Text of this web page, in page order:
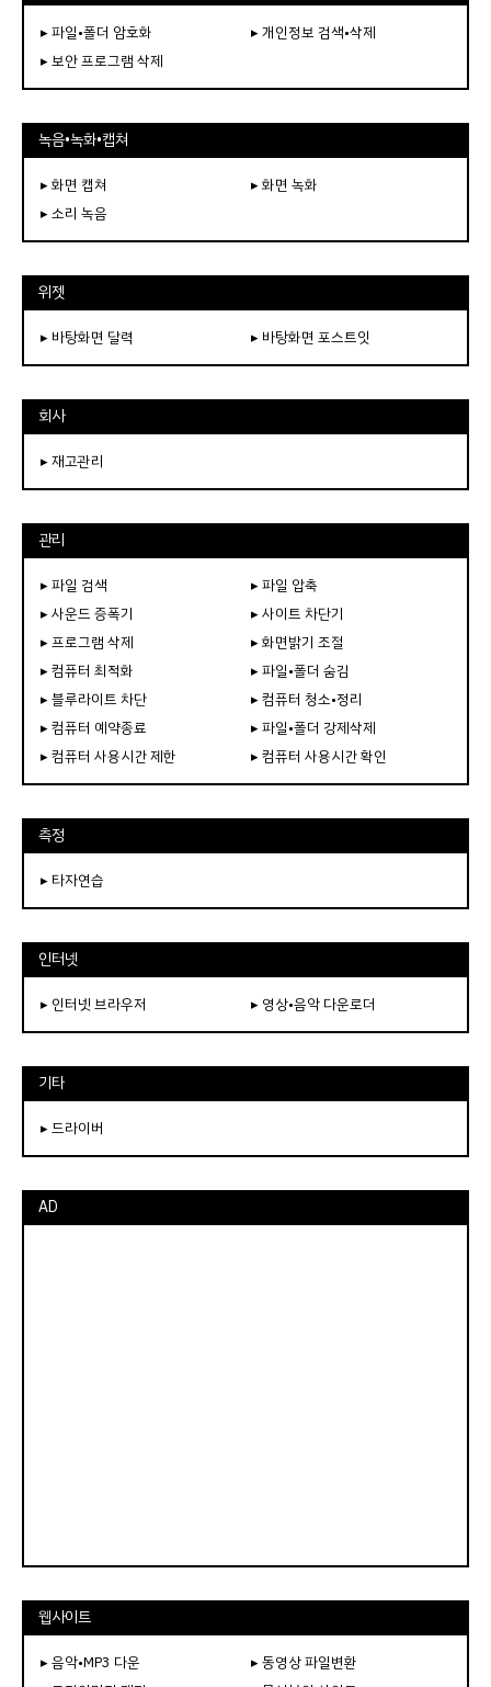
▸ 파일•폴더 암호화
▸ 개인정보 검색•삭제
▸ 보안 프로그램 삭제
녹음•녹화•캡쳐
▸ 화면 캡쳐
▸ 화면 녹화
▸ 소리 녹음
위젯
▸ 바탕화면 달력 ▸ 바탕화면 포스트잇
회사
▸ 재고관리
관리
▸ 파일 검색
▸ 파일 압축
▸ 사운드 증폭기
▸ 사이트 차단기
▸ 프로그램 삭제
▸ 화면밝기 조절
▸ 컴퓨터 최적화
▸ 파일•폴더 숨김
▸ 블루라이트 차단
▸ 컴퓨터 청소•정리
▸ 컴퓨터 예약종료
▸ 파일•폴더 강제삭제
▸ 컴퓨터 사용시간 제한
▸ 컴퓨터 사용시간 확인
측정
▸ 타자연습
인터넷
▸ 인터넷 브라우저 ▸ 영상•음악 다운로더
기타
▸ 드라이버
AD
웹사이트
▸ 음악•MP3 다운
▸ 동영상 파일변환